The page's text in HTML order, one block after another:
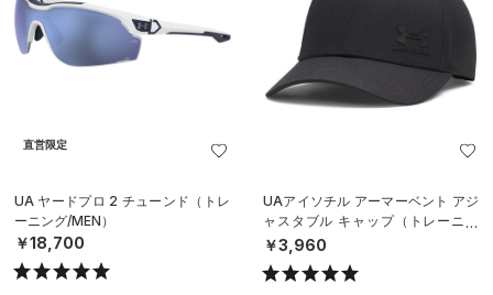
直営限定
UA ヤードプロ 2 チューンド（トレ
ーニング/MEN）
￥18,700
UAアイソチル アーマーベント アジ
ャスタブル キャップ（トレーニン
グ/MEN）
￥3,960